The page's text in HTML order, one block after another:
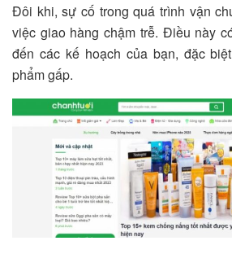
Đôi khi, sự cố trong quá trình vận
việc giao hàng chậm trễ. Điều này
đến các kế hoạch của bạn, đặc
phẩm gấp.